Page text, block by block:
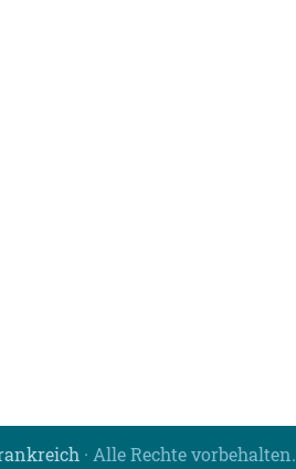
· Alle Rechte vorbehalten.